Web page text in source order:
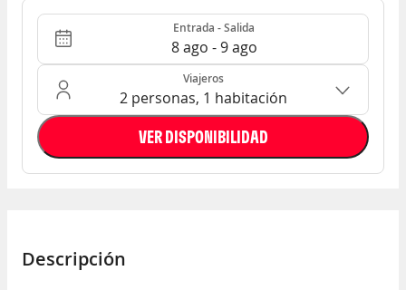
Entrada - Salida Entrada - Salida
8 ago - 9 ago
Ocupación: 2 personas, 1 habitación
Viajeros
2 personas, 1 habitación
VER DISPONIBILIDAD
Descripción